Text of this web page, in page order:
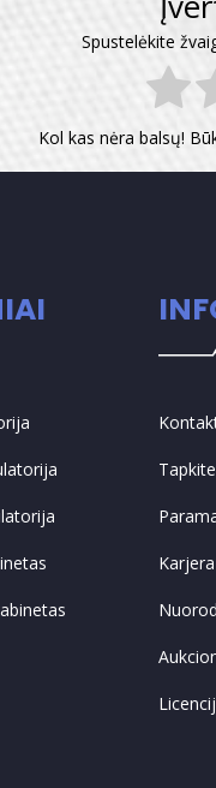
Spustelėkite
Kol kas nėra balsų!
Karjera